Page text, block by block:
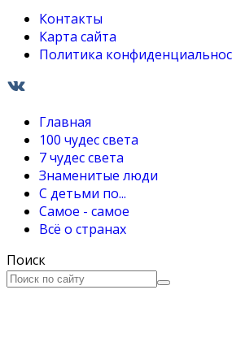
Контакты
Карта сайта
Политика
Главная
100 чудес света
7 чудес света
Знаменитые люди
С детьми по...
Самое - самое
Всё о странах
Поиск